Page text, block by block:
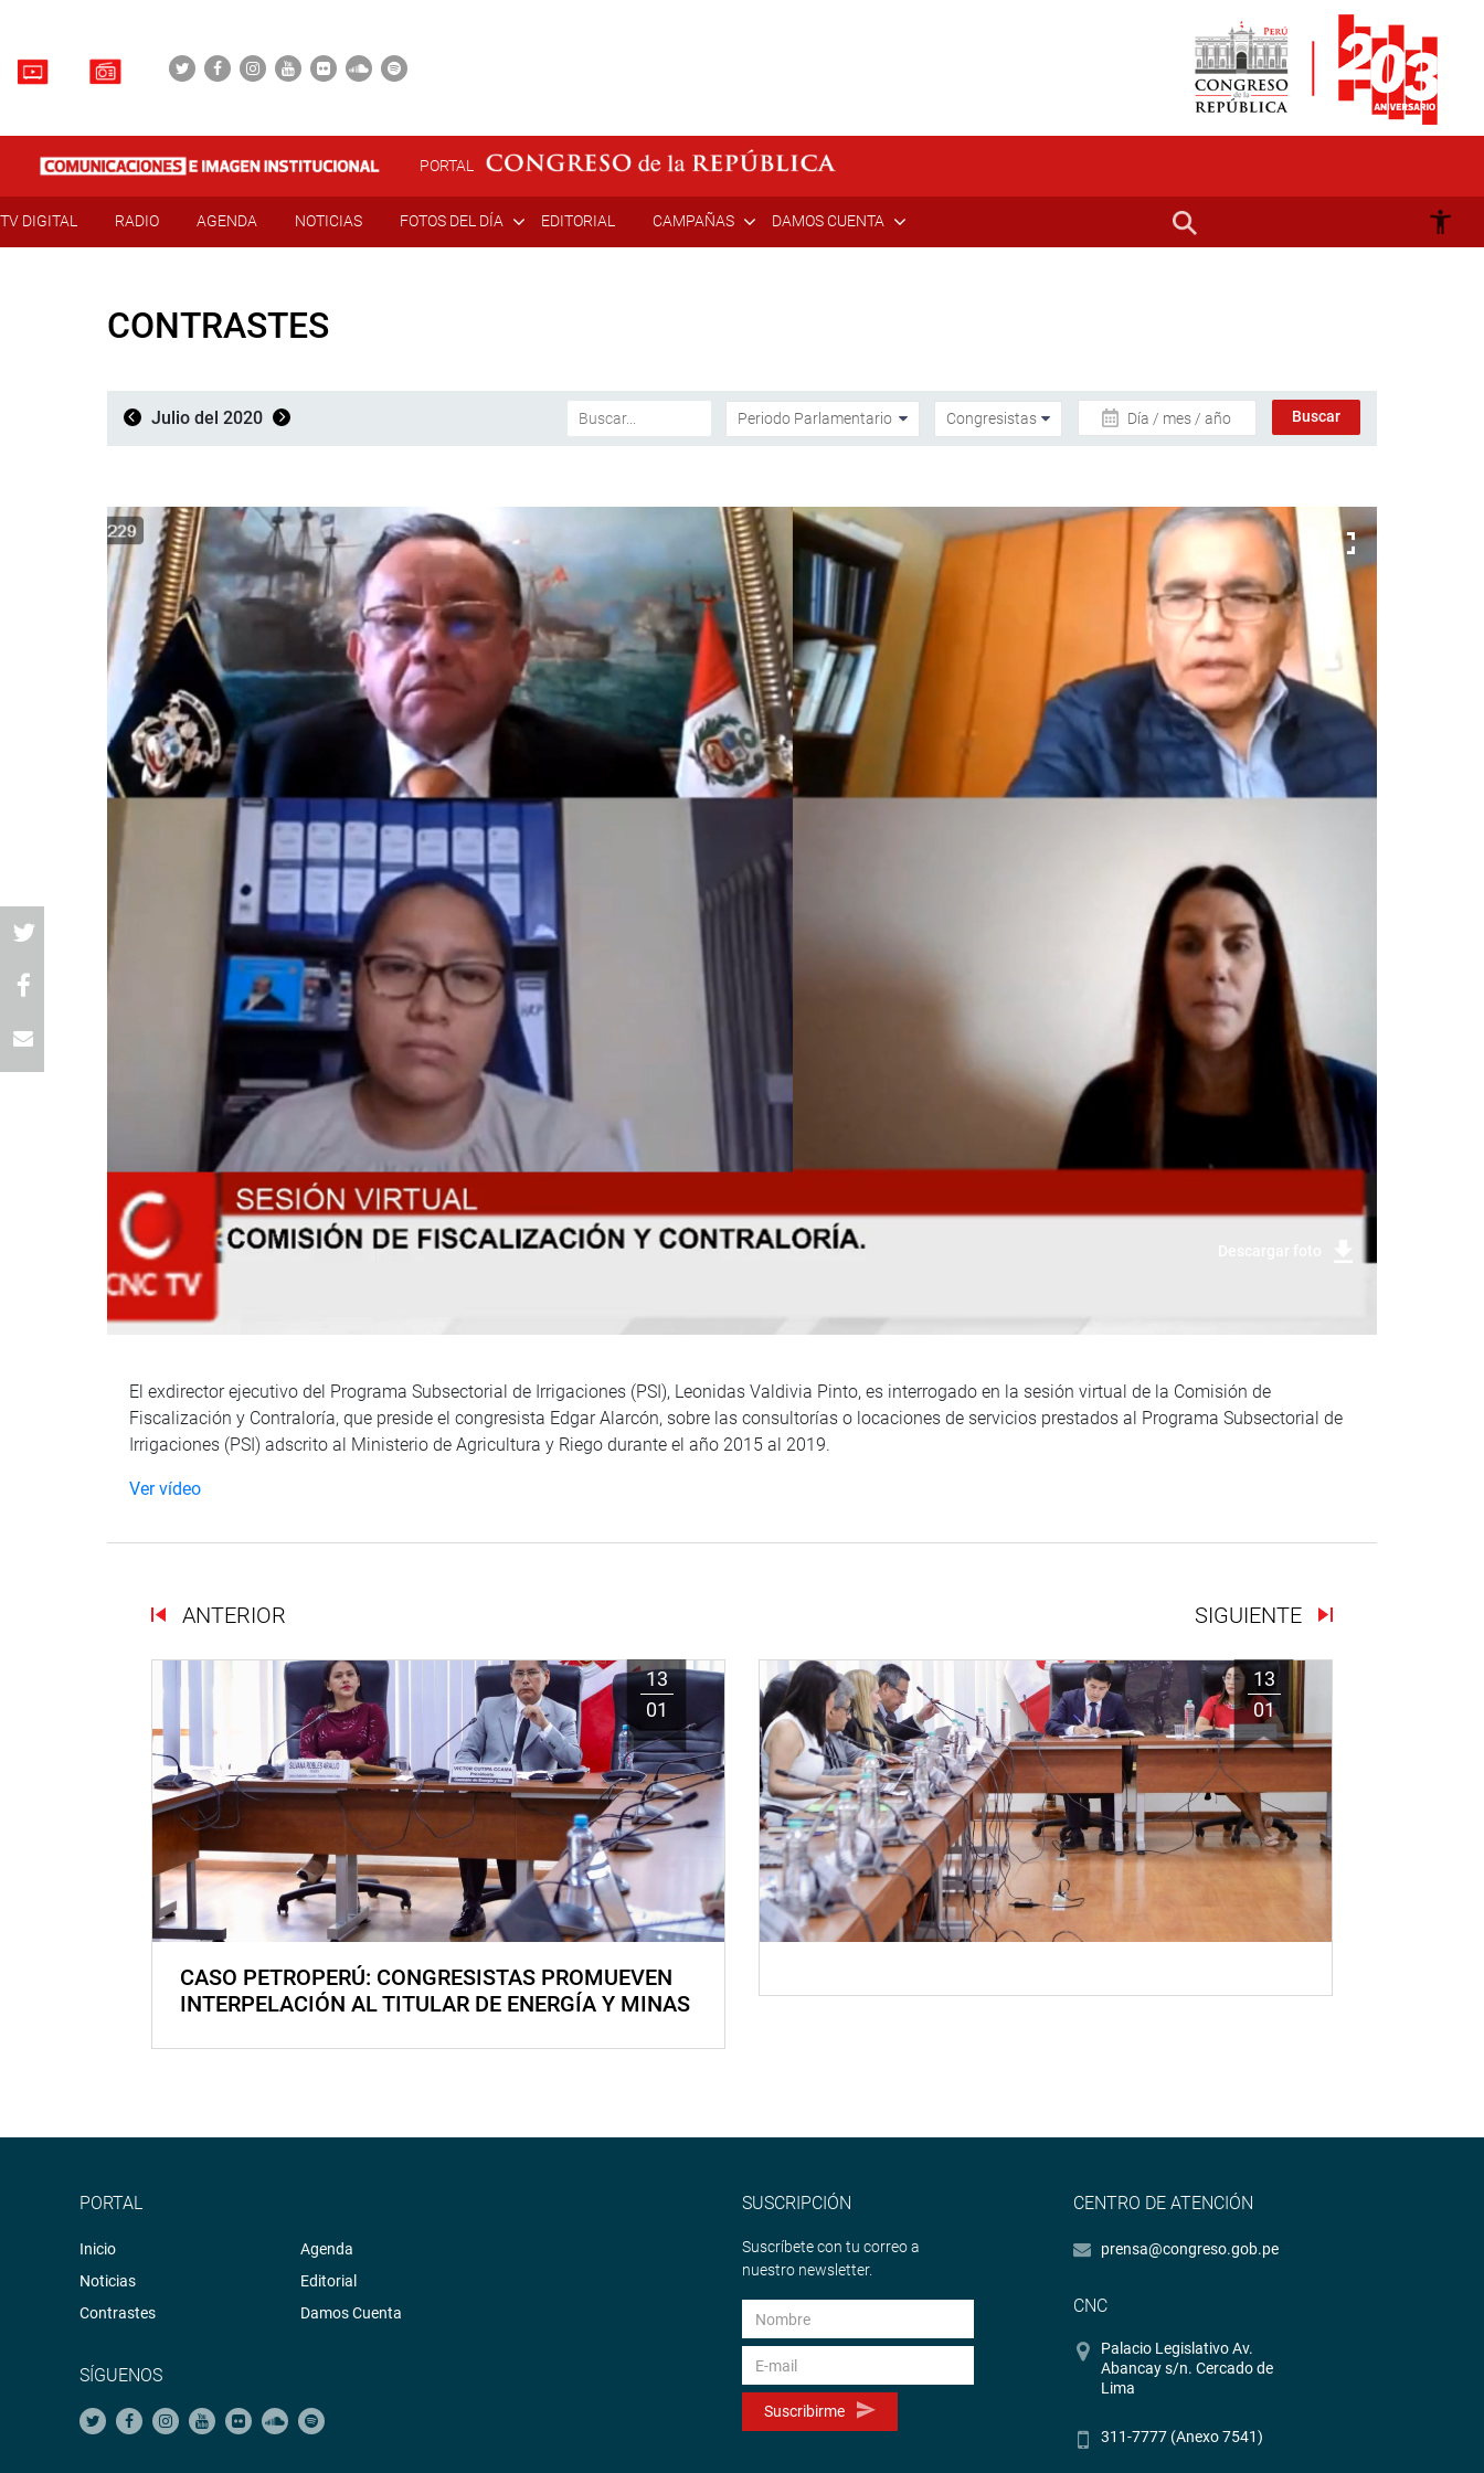
PORTAL
TV DIGITAL RADIO AGENDA NOTICIAS FOTOS DEL DÍA EDITORIAL CAMPAÑAS DAMOS CUENTA
CONTRASTES
Julio del 2020 Día / mes / año
El exdirector ejecutivo del Programa Subsectorial de Irrigaciones (PSI), Leonidas Valdivia Pinto, es interrogado en la sesión virtual de la Comisión de
Fiscalización y Contraloría, que preside el congresista Edgar Alarcón, sobre las consultorías o locaciones de servicios prestados al Programa Subsectorial de
Irrigaciones (PSI) adscrito al Ministerio de Agricultura y Riego durante el año 2015 al 2019.
Ver vídeo
ANTERIOR SIGUIENTE
13
01
CASO PETROPERÚ: CONGRESISTAS PROMUEVEN
INTERPELACIÓN AL TITULAR DE ENERGÍA Y MINAS
13
01
PORTAL
Inicio
Noticias
Contrastes
Agenda
Editorial
Damos Cuenta
SÍGUENOS
SUSCRIPCIÓN
Suscríbete con tu correo a
nuestro newsletter.
Suscribirme
CENTRO DE ATENCIÓN
prensa@congreso.gob.pe
CNC
Palacio Legislativo Av.
Abancay s/n. Cercado de
Lima
311-7777 (Anexo 7541)